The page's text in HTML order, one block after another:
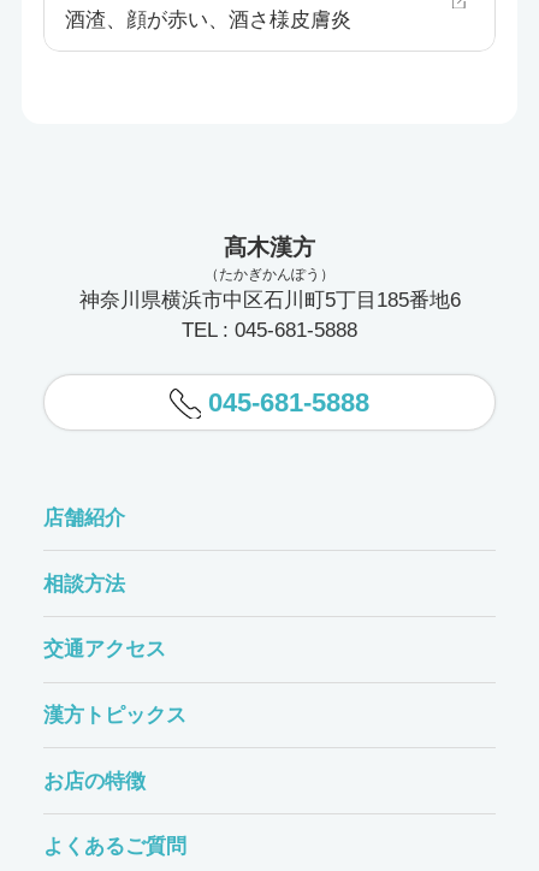
酒渣、顔が赤い、酒さ様皮膚炎
髙木漢方
（たかぎかんぽう）
神奈川県横浜市中区石川町5丁目185番地6
TEL : 045-681-5888
045-681-5888
店舗紹介
相談方法
交通アクセス
漢方トピックス
お店の特徴
よくあるご質問